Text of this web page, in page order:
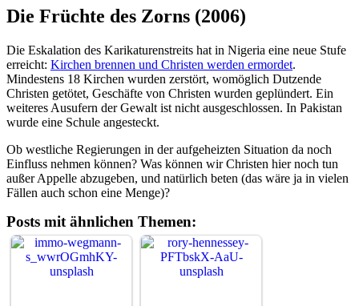
Die Früchte des Zorns (2006)
Die Eskalation des Karikaturenstreits hat in Nigeria eine neue Stufe
erreicht: Kirchen brennen und Christen werden ermordet.
Mindestens 18 Kirchen wurden zerstört, womöglich Dutzende
Christen getötet, Geschäfte von Christen wurden geplündert. Ein
weiteres Ausufern der Gewalt ist nicht ausgeschlossen. In Pakistan
wurde eine Schule angesteckt.
Ob westliche Regierungen in der aufgeheizten Situation da noch
Einfluss nehmen können? Was können wir Christen hier noch tun
außer Appelle abzugeben, und natürlich beten (das wäre ja in vielen
Fällen auch schon eine Menge)?
Posts mit ähnlichen Themen: